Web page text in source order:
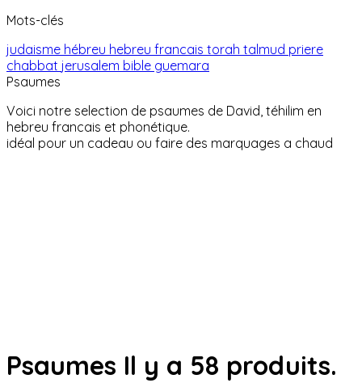
Mots-clés
judaisme hébreu hebreu francais torah talmud priere
chabbat jerusalem bible guemara
Psaumes
Voici notre selection de psaumes de David, téhilim en
hebreu francais et phonétique.
idéal pour un cadeau ou faire des marquages a chaud
Psaumes Il y a 58 produits.